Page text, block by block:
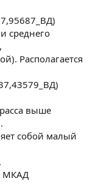
среднего
Располагается
выше
собой малый
МКАД